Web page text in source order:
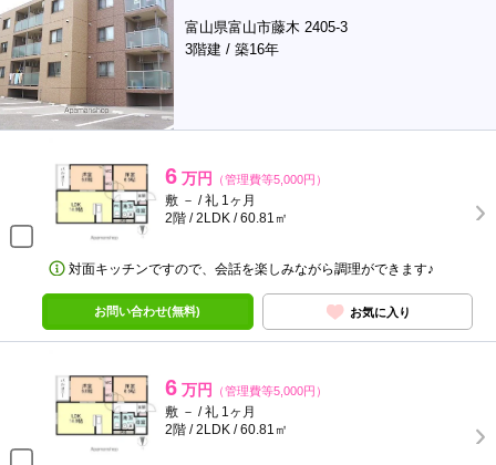
富山県富山市藤木 2405-3
3階建 / 築16年
6 万円 （管理費等5,000円）
敷 － / 礼 1ヶ月
2階 / 2LDK / 60.81㎡
対面キッチンですので、会話を楽しみながら調理ができます♪
お問い合わせ(無料) お気に入り
6 万円 （管理費等5,000円）
敷 － / 礼 1ヶ月
2階 / 2LDK / 60.81㎡